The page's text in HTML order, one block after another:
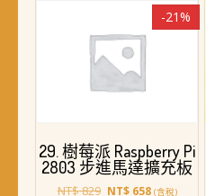
-21%
29. 樹莓派 Raspberry Pi
2803 步進馬達擴充板
NT$829 原
NT$658目(含稅)